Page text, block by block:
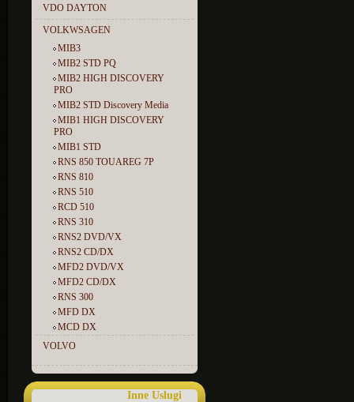
VDO DAYTON
VOLKWSAGEN
MIB3
MIB2 STD PQ
MIB2 HIGH DISCOVERY
PRO
MIB2 STD Discovery Media
MIB1 HIGH DISCOVERY
PRO
MIB1 STD
RNS 850 TOUAREG 7P
RNS 810
RNS 510
RCD 510
RNS 310
RNS2 DVD/VX
RNS2 CD/DX
MFD2 DVD/VX
MFD2 CD/DX
RNS 300
MFD DX
MCD DX
VOLVO
Inne Uslugi